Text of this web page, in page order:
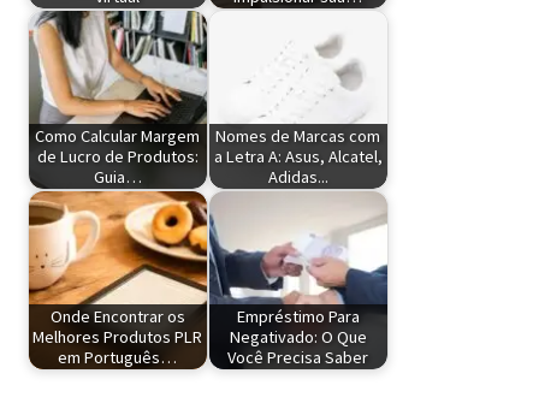
Como Calcular Margem
de Lucro de Produtos:
Guia…
Nomes de Marcas com
a Letra A: Asus, Alcatel,
Adidas...
Onde Encontrar os
Melhores Produtos PLR
em Português…
Empréstimo Para
Negativado: O Que
Você Precisa Saber